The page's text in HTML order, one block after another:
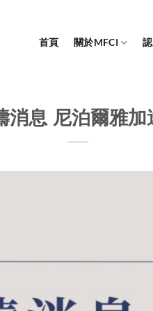
首頁 關於MFCI
消息 尼泊爾雅加